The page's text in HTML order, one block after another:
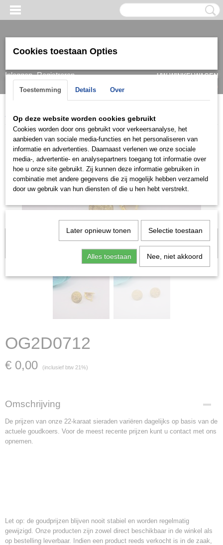
Inloggen Registreren
UW WINKELWAGEN
(0)
Home > Oorbel> Goud >22k OG2D0712
verkocht; in dat geval nemen wij contact met u op.
OG2D0712
€ 0,00 (inclusief btw 21%)
Omschrijving
De prijzen van onze 22-karaat sieraden variëren dagelijks op basis van de
actuele goudkoers. Voor de meest recente prijzen kunt u contact met ons
opnemen.
Let op: de goudprijzen blijven nooit stabiel en worden regelmatig
gewijzigd. Onze producten zijn zowel direct beschikbaar in de winkel als
op bestelling leverbaar. Indien een product reeds verkocht is in de zaak,
Cookies toestaan Opties
Toestemming Details Over
Op deze website worden cookies gebruikt
Cookies worden door ons gebruikt voor verkeersanalyse, het
aanbieden van sociale media-functies en het personaliseren van
informatie en advertenties. Daarnaast verlenen we onze sociale
media-, advertentie- en analysepartners toegang tot informatie over
hoe u onze site gebruikt. Zij kunnen deze informatie gebruiken in
combinatie met andere gegevens die zij mogelijk hebben verzameld
door uw gebruik van hun diensten of die u hen hebt verstrekt.
Later opnieuw tonen Selectie toestaan
Alles toestaan Nee, niet akkoord